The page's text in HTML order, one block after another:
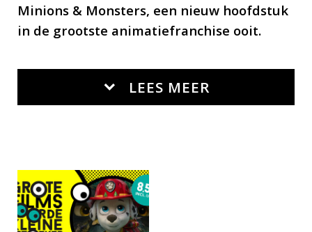
Minions & Monsters, een nieuw hoofdstuk
in de grootste animatiefranchise ooit.
LEES MEER